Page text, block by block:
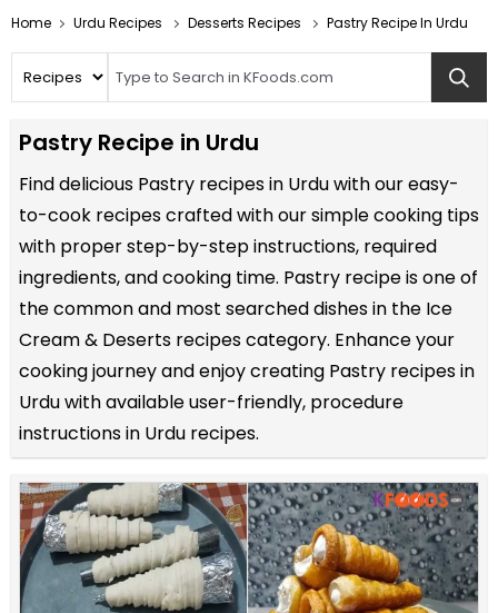
Home Urdu Recipes Desserts Recipes Pastry Recipe In Urdu
Pastry Recipe in Urdu
Find delicious Pastry recipes in Urdu with our easy-
to-cook recipes crafted with our simple cooking tips
with proper step-by-step instructions, required
ingredients, and cooking time. Pastry recipe is one of
the common and most searched dishes in the Ice
Cream & Deserts recipes category. Enhance your
cooking journey and enjoy creating Pastry recipes in
Urdu with available user-friendly, procedure
instructions in Urdu recipes.